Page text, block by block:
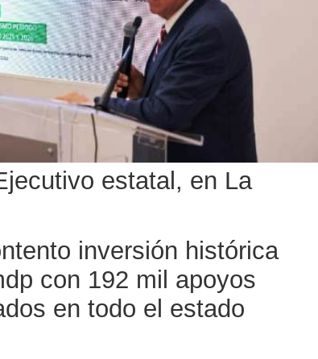
estatal, en La
inversión histórica
con 192 mil apoyos
en todo el estado